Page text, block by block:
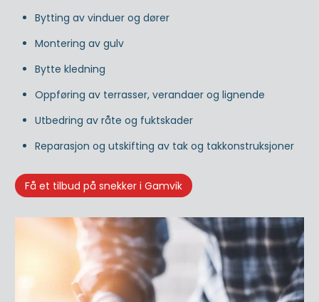
Bytting av vinduer og dører
Montering av gulv
Bytte kledning
Oppføring av terrasser, verandaer og lignende
Utbedring av råte og fuktskader
Reparasjon og utskifting av tak og takkonstruksjoner
Få et tilbud på snekker i Gamvik